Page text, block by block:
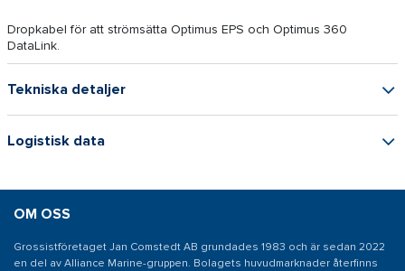
Dropkabel för att strömsätta Optimus EPS och Optimus 360
DataLink.
Tekniska detaljer
Logistisk data
OM OSS
Grossistföretaget Jan Comstedt AB grundades 1983 och är sedan 2022
en del av Alliance Marine-gruppen. Bolagets huvudmarknader återfinns